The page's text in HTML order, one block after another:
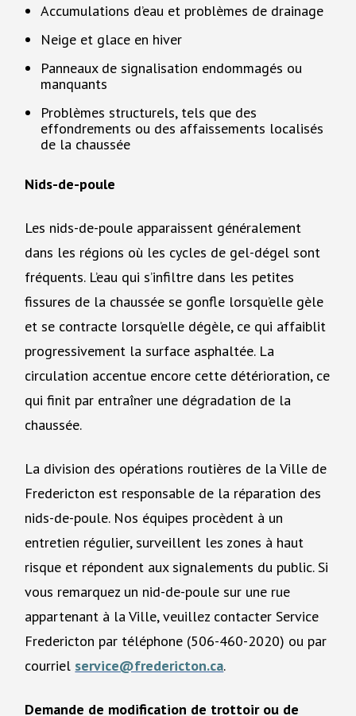
Accumulations d’eau et problèmes de drainage
Neige et glace en hiver
Panneaux de signalisation endommagés ou
manquants
Problèmes structurels, tels que des
effondrements ou des affaissements localisés
de la chaussée
Nids-de-poule
Les nids-de-poule apparaissent généralement
dans les régions où les cycles de gel-dégel sont
fréquents. L’eau qui s’infiltre dans les petites
fissures de la chaussée se gonfle lorsqu’elle gèle
et se contracte lorsqu’elle dégèle, ce qui affaiblit
progressivement la surface asphaltée. La
circulation accentue encore cette détérioration, ce
qui finit par entraîner une dégradation de la
chaussée.
La division des opérations routières de la Ville de
Fredericton est responsable de la réparation des
nids-de-poule. Nos équipes procèdent à un
entretien régulier, surveillent les zones à haut
risque et répondent aux signalements du public. Si
vous remarquez un nid-de-poule sur une rue
appartenant à la Ville, veuillez contacter Service
Fredericton par téléphone (506-460-2020) ou par
courriel service@fredericton.ca.
Demande de modification de trottoir ou de